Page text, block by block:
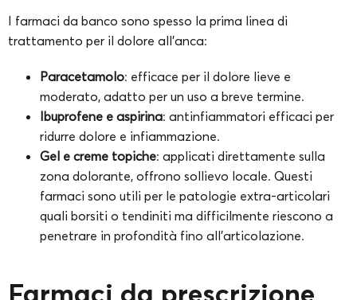
I farmaci da banco sono spesso la prima linea di
trattamento per il dolore all’anca:
Paracetamolo: efficace per il dolore lieve e
moderato, adatto per un uso a breve termine.
Ibuprofene e aspirina: antinfiammatori efficaci per
ridurre dolore e infiammazione.
Gel e creme topiche: applicati direttamente sulla
zona dolorante, offrono sollievo locale. Questi
farmaci sono utili per le patologie extra-articolari
quali borsiti o tendiniti ma difficilmente riescono a
penetrare in profondità fino all’articolazione.